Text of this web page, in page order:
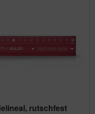
rutschfest